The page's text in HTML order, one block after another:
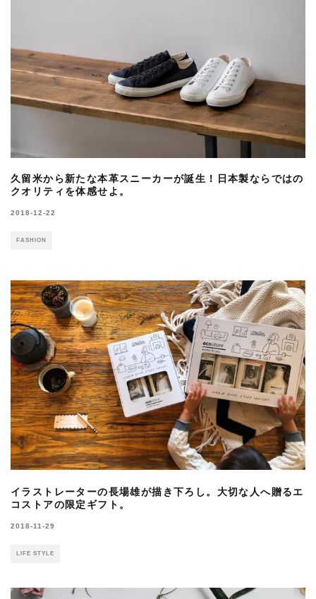
久留米から新たな本革スニーカーが誕生！日本製ならではの
クオリティを体感せよ。
2018-12-22
FASHION
イラストレーターの長場雄が描き下ろし。大切な人へ贈るエ
コストアの限定ギフト。
2018-11-29
LIFE STYLE